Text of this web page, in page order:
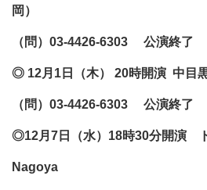
岡）
（問）03-4426-6303 公演終了
◎ 12月1日（木） 20時開演 中目
（問）03-4426-6303 公演終了
◎12月7日（水）18時30分開演
Nagoya